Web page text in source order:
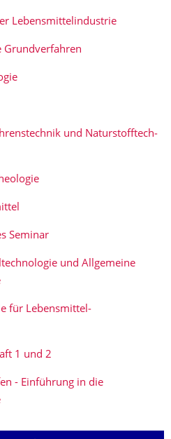
Lebensmittelin­dustrie
Grundverfahren
und Naturstofftech­
Seminar
und Allgemeine
für Lebensmittel­
1 und 2
- Einführung in die